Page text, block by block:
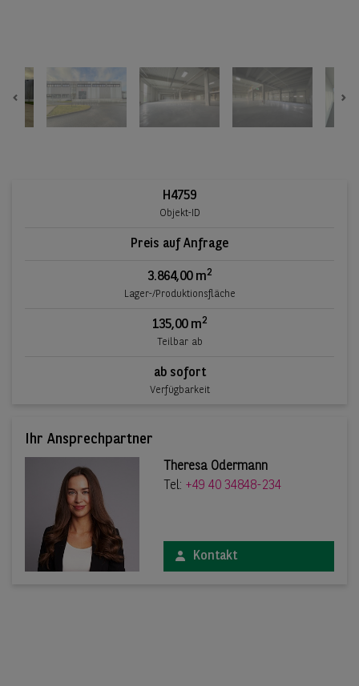
Previous
H4759
Objekt-ID
Preis auf Anfrage
3.864,00 m2
Lager-/Produktionsfläche
135,00 m2
Teilbar ab
ab sofort
Verfügbarkeit
Ihr Ansprechpartner
Theresa Odermann
Tel: +49 40 34848-234
Kontakt